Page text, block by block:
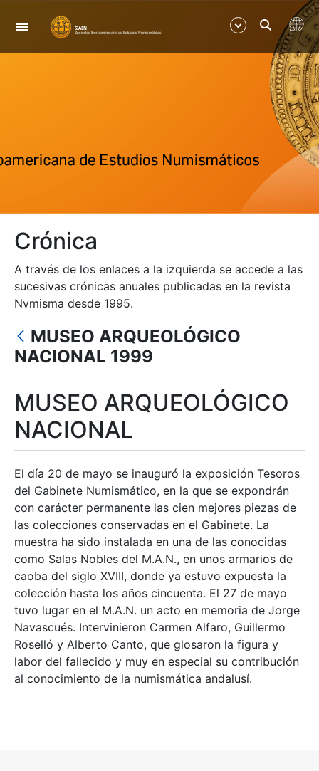
Navegación
Mostrar/Ocultar
Mostrar/Ocultar
Crónica
A través de los enlaces a la izquierda se accede a las
sucesivas crónicas anuales publicadas en la revista
Nvmisma desde 1995.
MUSEO ARQUEOLÓGICO
NACIONAL 1999
MUSEO ARQUEOLÓGICO
NACIONAL
El día 20 de mayo se inauguró la exposición Tesoros
del Gabinete Numismático, en la que se expondrán
con carácter permanente las cien mejores piezas de
las colecciones conservadas en el Gabinete. La
muestra ha sido instalada en una de las conocidas
como Salas Nobles del M.A.N., en unos armarios de
caoba del siglo XVIII, donde ya estuvo expuesta la
colección hasta los años cincuenta. El 27 de mayo
tuvo lugar en el M.A.N. un acto en memoria de Jorge
Navascués. Intervinieron Carmen Alfaro, Guillermo
Roselló y Alberto Canto, que glosaron la figura y
labor del fallecido y muy en especial su contribución
al conocimiento de la numismática andalusí.